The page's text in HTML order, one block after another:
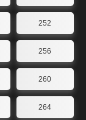
252
256
260
264